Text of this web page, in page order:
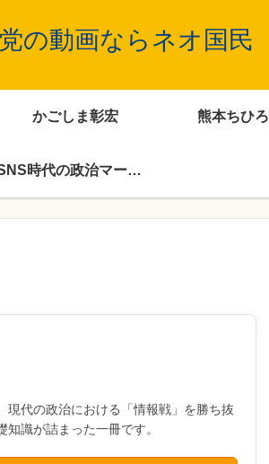
の動画ならネオ国民
かごしま彰宏 熊本ちひろ
SNS時代の政治マーケティング
現代の政治における「情報戦」を勝ち抜
識が詰まった一冊です。